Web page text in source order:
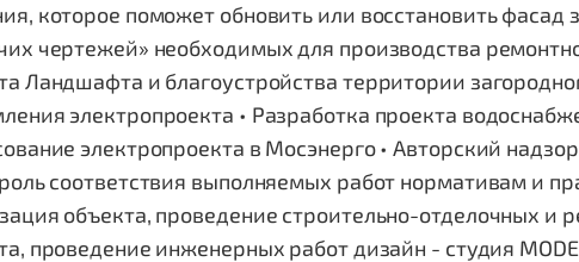
которое поможет обновить или восстановить фасад
чертежей» необходимых для производства
Ландшафта и благоустройства территории
электропроекта • Разработка проекта
электропроекта в Мосэнерго • Авторский
соответствия выполняемых работ нормативам и
объекта, проведение строительно-отделочных и
проведение инженерных работ дизайн - студия